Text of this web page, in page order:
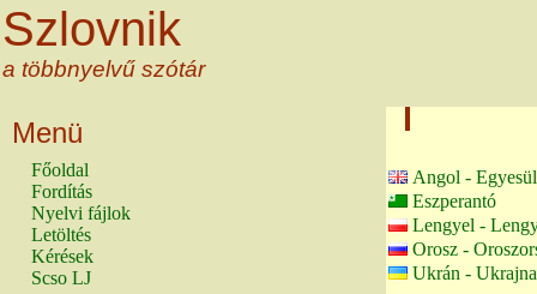
Szlovnik
a többnyelvű szótár
Menü
Főoldal
Fordítás
Nyelvi fájlok
Letöltés
Kérések
Scso LJ
Angol -
Eszperantó
Lengyel -
Orosz -
Ukrán - Ukrajna